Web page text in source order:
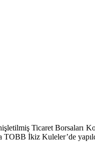
Ticaret Borsaları
TOBB İkiz Kuleler’de